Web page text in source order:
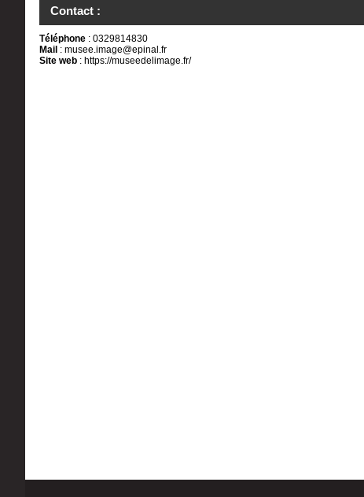
Contact :
Téléphone : 0329814830
Mail : musee.image@epinal.fr
Site web : https://museedelimage.fr/